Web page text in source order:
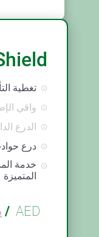
تغطية
واقي
الدرع
درع
خدمة
المتميزة
AED
/